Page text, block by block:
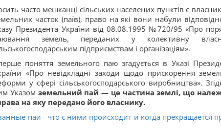
часто мешканці сільських населених пунктів є
часток (паїв), право на які вони набули
Президента України від 08.08.1995 №720/95 «Про
земель, переданих у колективну
підприємствам і організаціям».
поняття земельного паю згадується в Указі
«Про невідкладні заходи щодо прискорення
у сфері сільськогосподарського виробництва».
Указом земельний пай — це частина землі, що
на яку передано його власнику.
паи - что с ними происходит и когда прекращается